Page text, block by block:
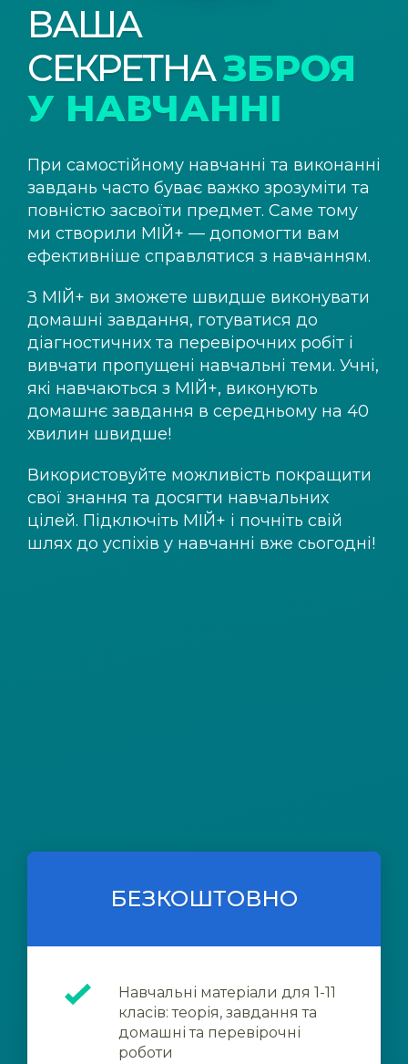
ВАША
СЕКРЕТНАЗБРОЯ
У НАВЧАННІ
При самостійному навчанні та виконанні
завдань часто буває важко зрозуміти та
повністю засвоїти предмет. Саме тому
ми створили МІЙ+ — допомогти вам
ефективніше справлятися з навчанням.
З МІЙ+ ви зможете швидше виконувати
домашні завдання, готуватися до
діагностичних та перевірочних робіт і
вивчати пропущені навчальні теми. Учні,
які навчаються з МІЙ+, виконують
домашнє завдання в середньому на 40
хвилин швидше!
Використовуйте можливість покращити
свої знання та досягти навчальних
цілей. Підключіть МІЙ+ і почніть свій
шлях до успіхів у навчанні вже сьогодні!
БЕЗКОШТОВНО
Навчальні матеріали для 1-11
класів: теорія, завдання та
домашні та перевірочні
роботи